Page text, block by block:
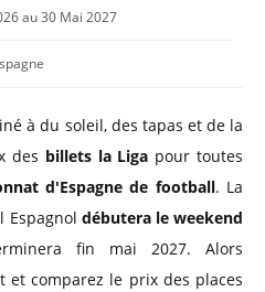
au 30 Mai 2027
à du soleil, des tapas et de la
des billets la Liga pour toutes
d'Espagne de football. La
Espagnol débutera le weekend
fin mai 2027. Alors
et comparez le prix des places